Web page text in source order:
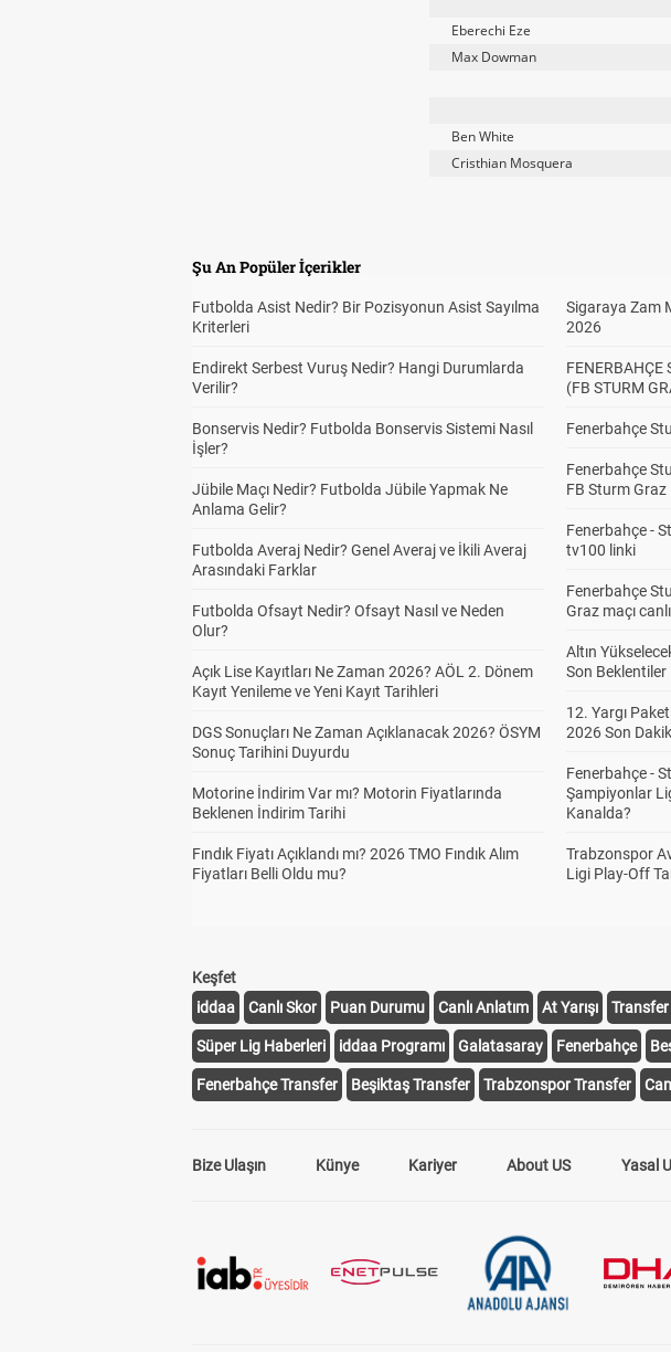
Eberechi Eze
Max Dowman
Ben White
Cristhian Mosquera
Şu An Popüler İçerikler
Futbolda Asist Nedir? Bir Pozisyonun Asist Sayılma
Kriterleri
Endirekt Serbest Vuruş Nedir? Hangi Durumlarda
Verilir?
Bonservis Nedir? Futbolda Bonservis Sistemi Nasıl
İşler?
Jübile Maçı Nedir? Futbolda Jübile Yapmak Ne
Anlama Gelir?
Futbolda Averaj Nedir? Genel Averaj ve İkili Averaj
Arasındaki Farklar
Futbolda Ofsayt Nedir? Ofsayt Nasıl ve Neden
Olur?
Açık Lise Kayıtları Ne Zaman 2026? AÖL 2. Dönem
Kayıt Yenileme ve Yeni Kayıt Tarihleri
DGS Sonuçları Ne Zaman Açıklanacak 2026? ÖSYM
Sonuç Tarihini Duyurdu
Motorine İndirim Var mı? Motorin Fiyatlarında
Beklenen İndirim Tarihi
Fındık Fiyatı Açıklandı mı? 2026 TMO Fındık Alım
Fiyatları Belli Oldu mu?
Sigaraya Zam
2026
FENERBAHÇE
(FB STURM
Fenerbahçe
Fenerbahçe
FB Sturm Graz
Fenerbahçe -
tv100 linki
Fenerbahçe
Graz maçı
Altın
Son Beklentiler
12. Yargı
2026 Son
Fenerbahçe -
Şampiyonlar
Kanalda?
Trabzonspor
Ligi Play-Off
Keşfet
iddaa
Canlı Skor Puan Durumu Canlı Anlatım At Yarışı
Süper Lig Haberleri iddaa Programı Galatasaray Fenerbahçe
Fenerbahçe Transfer Beşiktaş Transfer Trabzonspor Transfer
Bize Ulaşın Künye Kariyer About US Yasal